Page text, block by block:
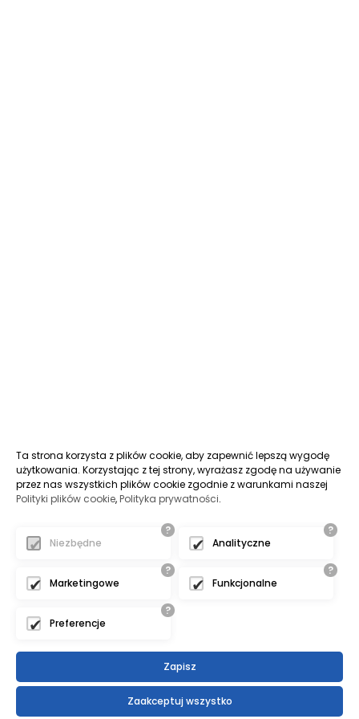
Ta strona korzysta z plików cookie, aby zapewnić lepszą wygodę
użytkowania. Korzystając z tej strony, wyrażasz zgodę na używanie
przez nas wszystkich plików cookie zgodnie z warunkami naszej
Polityki plików cookie,Polityka prywatności.
?
Niezbędne
?
Analityczne
?
Marketingowe
?
Funkcjonalne
?
Preferencje
Zapisz
Zaakceptuj wszystko